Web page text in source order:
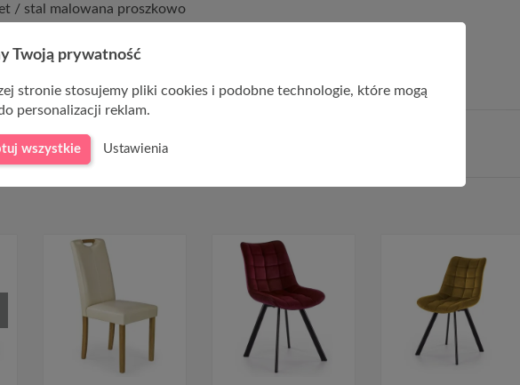
/ stal malowana proszkowo
Twoją prywatność
stronie stosujemy pliki cookies i podobne technologie, które mogą
personalizacji reklam.
wszystkie Ustawienia